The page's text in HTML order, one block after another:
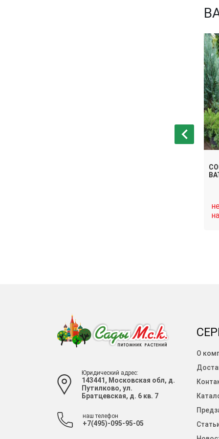
Юридический адрес:
143441, Московская обл, д.
Путилково, ул.
Братцевская, д. 6 кв. 7
наш телефон
+7(495)-095-95-05
О